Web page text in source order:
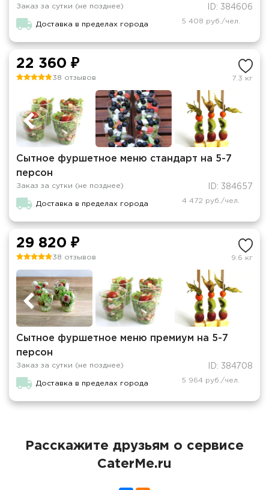
Заказ за сутки (не позднее) ID: 384606
Доставка в пределах города 5 408 руб./чел.
22 360 ₽
38 отзывов 7.3 кг
Сытное фуршетное меню стандарт на 5-7
персон
Заказ за сутки (не позднее) ID: 384657
Доставка в пределах города 4 472 руб./чел.
29 820 ₽
38 отзывов 9.6 кг
Сытное фуршетное меню премиум на 5-7
персон
Заказ за сутки (не позднее) ID: 384708
Доставка в пределах города 5 964 руб./чел.
Расскажите друзьям о сервисе
CaterMe.ru